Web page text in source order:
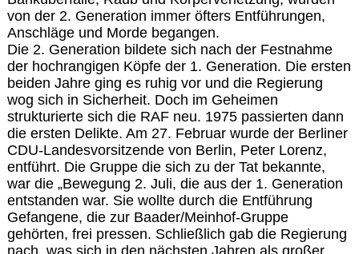
von der 2. Generation immer öfters Entführungen,
Anschläge und Morde begangen.
Die 2. Generation bildete sich nach der Festnahme
der hochrangigen Köpfe der 1. Generation. Die ersten
beiden Jahre ging es ruhig vor und die Regierung
wog sich in Sicherheit. Doch im Geheimen
strukturierte sich die RAF neu. 1975 passierten dann
die ersten Delikte. Am 27. Februar wurde der Berliner
CDU-Landesvorsitzende von Berlin, Peter Lorenz,
entführt. Die Gruppe die sich zu der Tat bekannte,
war die „Bewegung 2. Juli, die aus der 1. Generation
entstanden war. Sie wollte durch die Entführung
Gefangene, die zur Baader/Meinhof-Gruppe
gehörten, frei pressen. Schließlich gab die Regierung
nach, was sich in den nächsten Jahren als großer